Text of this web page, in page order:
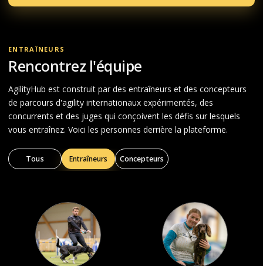
ENTRAÎNEURS
Rencontrez l'équipe
AgilityHub est construit par des entraîneurs et des concepteurs
de parcours d'agility internationaux expérimentés, des
concurrents et des juges qui conçoivent les défis sur lesquels
vous entraînez. Voici les personnes derrière la plateforme.
Tous Entraîneurs Concepteurs